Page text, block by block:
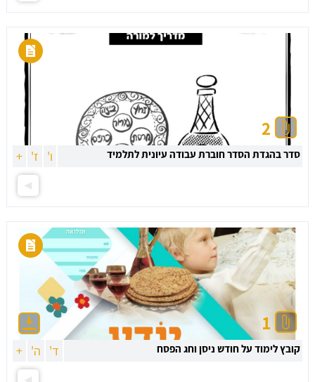
2
סדר בהגדת הסדר חוברת עבודה עיונית לתלמיד ו' ז' +
1
קובץ לימוד על חודש ניסן וחג הפסח ד' ה' +